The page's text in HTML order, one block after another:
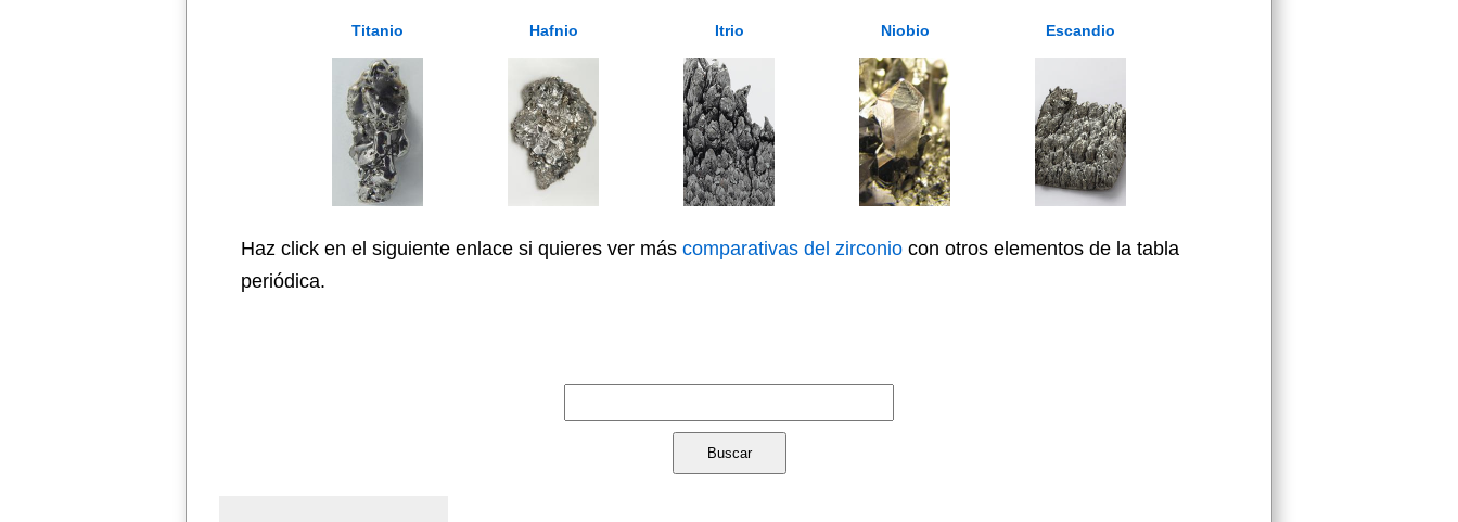
Titanio Hafnio Itrio Niobio Escandio
Haz click en el siguiente enlace si quieres ver más comparativas del zirconio con otros elementos de la tabla
periódica.